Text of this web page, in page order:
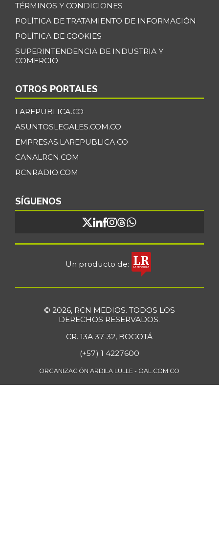
TÉRMINOS Y CONDICIONES
POLÍTICA DE TRATAMIENTO DE INFORMACIÓN
POLÍTICA DE COOKIES
SUPERINTENDENCIA DE INDUSTRIA Y
COMERCIO
OTROS PORTALES
LAREPUBLICA.CO
ASUNTOSLEGALES.COM.CO
EMPRESAS.LAREPUBLICA.CO
CANALRCN.COM
RCNRADIO.COM
SÍGUENOS
Un producto de:
© 2026, RCN MEDIOS. TODOS LOS
DERECHOS RESERVADOS.
CR. 13A 37-32, BOGOTÁ
(+57) 1 4227600
ORGANIZACIÓN ARDILA LÜLLE - OAL.COM.CO